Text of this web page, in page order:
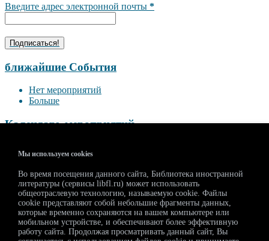
Введите адрес электронной почты *
ближайшие События
Нет мероприятий
Больше
Календарь мероприятий
Август 2026
>>
28 29 30 31 1
2
4 5 6 7 8
9
11 12 13 14 15 16
18 19 20 21 22 23
25 26 27 28 29 30
Мы используем cookies
Во время посещения данного сайта, Библиотека иностранной
литературы (сервисы libfl.ru) может использовать
общеотраслевую технологию, называемую cookie. Файлы
cookie представляют собой небольшие фрагменты данных,
которые временно сохраняются на вашем компьютере или
мобильном устройстве, и обеспечивают более эффективную
работу сайта. Продолжая просматривать данный сайт, Вы